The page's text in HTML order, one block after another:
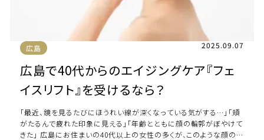
広島 2025.09.07
広島で40代からのエイジングケア『フェ
イスリフト』を受けるなら？
「最近、鏡を見るたびにほうれい線が深くなっている気がする…」「頬
がたるんで疲れた印象に見える」「年齢とともに顔の輪郭がぼやけて
きた」 広島にお住まいの40代以上の女性の多くが、このような顔のた